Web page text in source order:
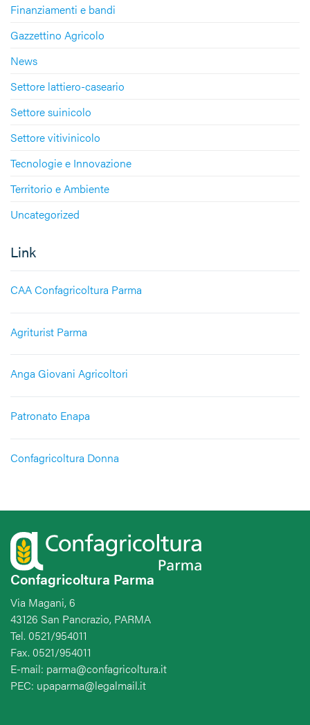
Finanziamenti e bandi
Gazzettino Agricolo
News
Settore lattiero-caseario
Settore suinicolo
Settore vitivinicolo
Tecnologie e Innovazione
Territorio e Ambiente
Uncategorized
Link
CAA Confagricoltura Parma
Agriturist Parma
Anga Giovani Agricoltori
Patronato Enapa
Confagricoltura Donna
Confagricoltura Parma
Via Magani, 6
43126 San Pancrazio, PARMA
Tel. 0521/954011
Fax. 0521/954011
E-mail: parma@confagricoltura.it
PEC: upaparma@legalmail.it